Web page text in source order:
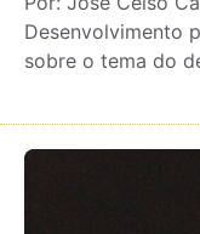
Desenvolvimento
sobre o tema do